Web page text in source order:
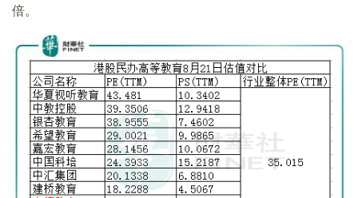
倍。